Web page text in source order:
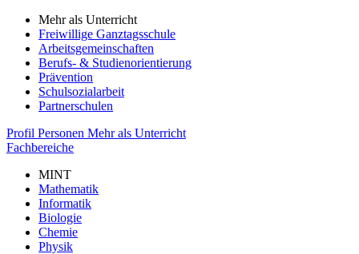
Mehr als Unterricht
Freiwillige Ganztagsschule
Arbeitsgemeinschaften
Berufs- & Studienorientierung
Prävention
Schulsozialarbeit
Partnerschulen
Profil Personen Mehr als Unterricht
Fachbereiche
MINT
Mathematik
Informatik
Biologie
Chemie
Physik